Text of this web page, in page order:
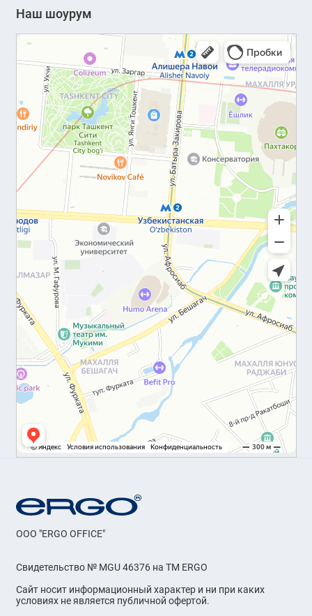
Наш шоурум
OOO "ERGO OFFICE"
Свидетельство № MGU 46376 на ТМ ERGO
Сайт носит информационный характер и ни при каких
условиях не является публичной офертой.